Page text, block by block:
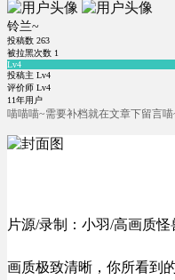
铃兰~
投稿数 263
被拉黑次数 1
Lv4
投稿主 Lv4
评价师 Lv4
11年用户
喵喵喵~需要补档就在文章下留言喵
片源/录制：小羽/高画质怪
画质极致清晰，你所看到